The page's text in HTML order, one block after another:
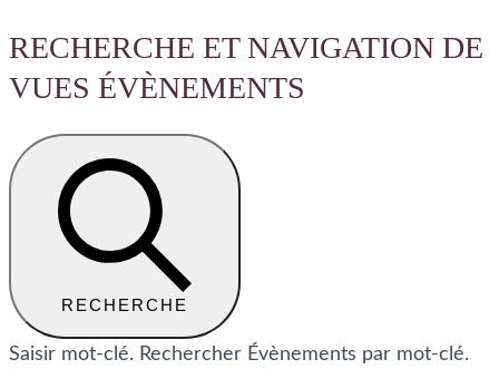
RECHERCHE ET NAVIGATION DE
VUES ÉVÈNEMENTS
RECHERCHE
Saisir mot-clé. Rechercher Évènements par mot-clé.